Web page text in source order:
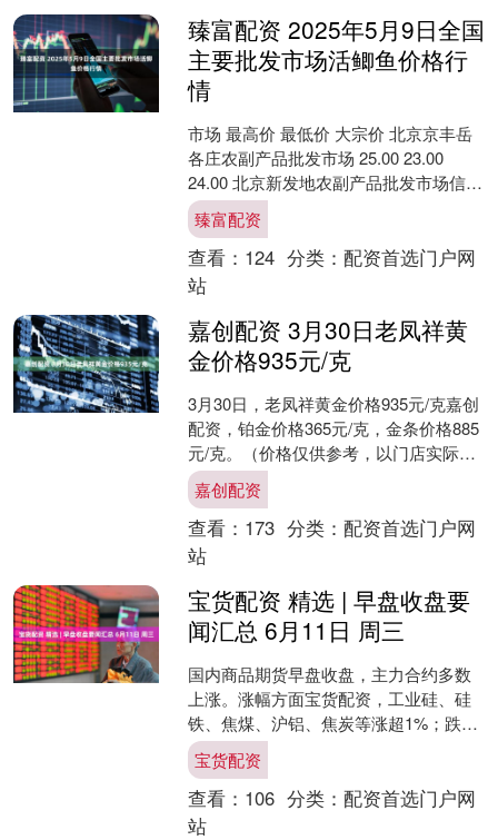
臻富配资 2025年5月9日全国
主要批发市场活鲫鱼价格行
情
市场 最高价 最低价 大宗价 北京京丰岳
各庄农副产品批发市场 25.00 23.00
24.00 北京新发地农副产品批发市场信息
中心 28.00 21.00 2....
臻富配资
查看： 124 分类： 配资首选门户网
站
嘉创配资 3月30日老凤祥黄
金价格935元/克
3月30日，老凤祥黄金价格935元/克嘉创
配资，铂金价格365元/克，金条价格885
元/克。（价格仅供参考，以门店实际为
准）同日上海黄金交易所现货黄金
AU999....
嘉创配资
查看： 173 分类： 配资首选门户网
站
宝货配资 精选 | 早盘收盘要
闻汇总 6月11日 周三
国内商品期货早盘收盘，主力合约多数
上涨。涨幅方面宝货配资，工业硅、硅
铁、焦煤、沪铝、焦炭等涨超1%；跌幅
方面，棕榈油跌超2%，原木、花生、丁
二烯胶、尿素、欧线集....
宝货配资
查看： 106 分类： 配资首选门户网
站